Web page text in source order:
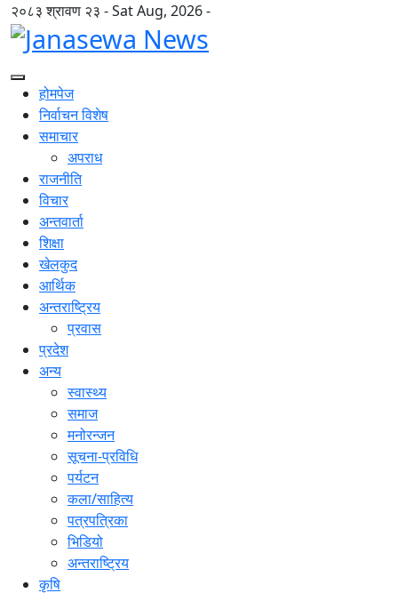
२०८३ श्रावण २३ - Sat Aug, 2026 -
होमपेज
निर्वाचन विशेष
समाचार
अपराध
राजनीति
विचार
अन्तवार्ता
शिक्षा
खेलकुद
आर्थिक
अन्तराष्ट्रिय
प्रवास
प्रदेश
अन्य
स्वास्थ्य
समाज
मनोरन्जन
सूचना-प्रविधि
पर्यटन
कला/साहित्य
पत्रपत्रिका
भिडियो
अन्तराष्ट्रिय
कृषि